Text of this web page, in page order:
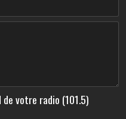
votre radio (101.5)